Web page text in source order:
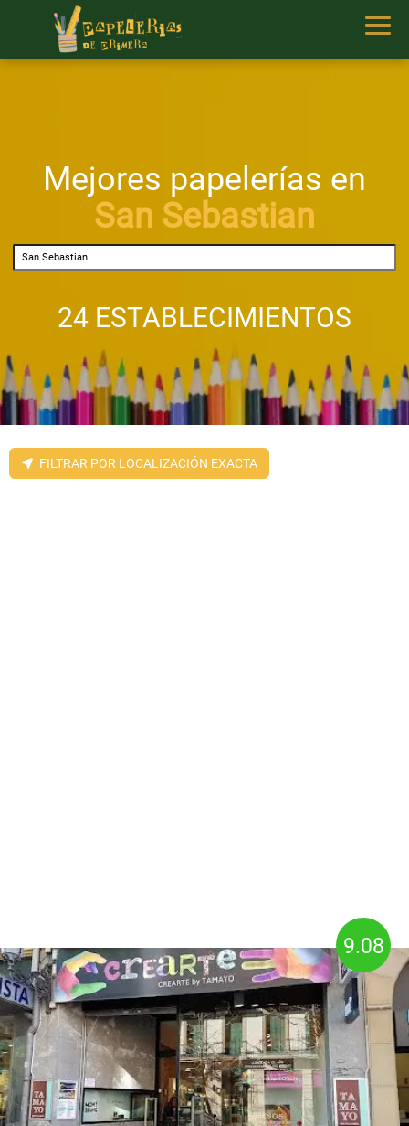
Mejores papelerías en
San Sebastian
24 ESTABLECIMIENTOS
FILTRAR POR LOCALIZACIÓN EXACTA
9.08